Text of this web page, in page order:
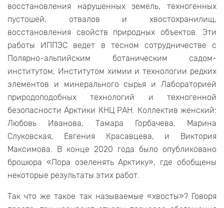
восстановления нарушенных земель, техногенных
пустошей, отвалов и хвостохранилищ,
восстановления свойств природных объектов. Эти
работы ИППЭС ведет в тесном сотрудничестве с
Полярно-альпийским ботаническим садом-
институтом, Институтом химии и технологии редких
элементов и минерального сырья и Лабораторией
природоподобных технологий и техногенной
безопасности Арктики КНЦ РАН. Коллектив женский:
Любовь Иванова, Тамара Горбачева, Марина
Слуковская, Евгения Красавцева, и Виктория
Максимова. В конце 2020 года было опубликовано
брошюра «Пора озеленять Арктику», где обобщены
некоторые результаты этих работ.
Так что же такое так называемые «хвосты»? Говоря